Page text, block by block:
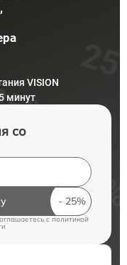
VISION
минут
со
cполитикой